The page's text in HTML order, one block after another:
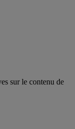
sur le contenu de